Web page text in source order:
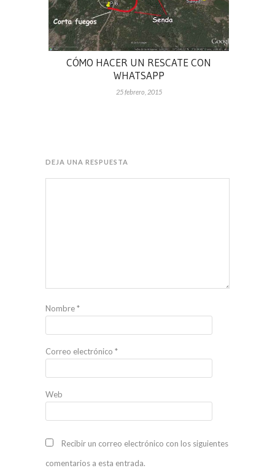
CÓMO HACER UN RESCATE CON
WHATSAPP
25 febrero, 2015
DEJA UNA RESPUESTA
Nombre*
Correo electrónico *
Web
Recibir un correo electrónico con los siguientes
comentarios a esta entrada.